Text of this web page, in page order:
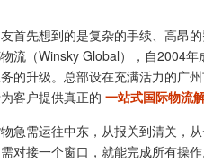
首先想到的是复杂的手续、高昂
流（Winsky Global），自2004
的升级。总部设在充满活力的广
客户提供真正的 一站式国际物流
急需运往中东，从报关到清关，
对接一个窗口，就能完成所有操